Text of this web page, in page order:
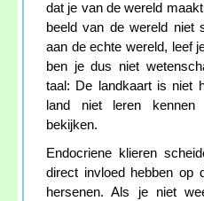
dat je van de wereld
beeld van de wereld niet
aan de echte wereld, leef
ben je dus niet
taal: De landkaart is niet
land niet leren
bekijken.
Endocriene klieren
direct invloed hebben op
hersenen. Als je niet